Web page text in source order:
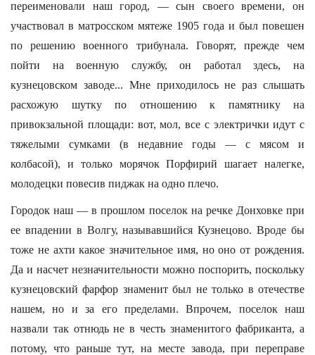
переименовали наш город, — сын своего времени, он
участвовал в матросском мятеже 1905 года и был повешен
по решению военного трибунала. Говорят, прежде чем
пойти на военную службу, он работал здесь, на
кузнецовском заводе... Мне приходилось не раз слышать
расхожую шутку по отношению к памятнику на
привокзальной площади: вот, мол, все с электрички идут с
тяжелыми сумками (в недавние годы — с мясом и
колбасой), и только морячок Порфирий шагает налегке,
молодецки повесив пиджак на одно плечо.
Городок наш — в прошлом поселок на речке Донховке при
ее впадении в Волгу, называвшийся Кузнецово. Вроде бы
тоже не ахти какое значительное имя, но оно от рождения.
Да и насчет незначительности можно поспорить, поскольку
кузнецовский фарфор знаменит был не только в отечестве
нашем, но и за его пределами. Впрочем, поселок наш
назвали так отнюдь не в честь знаменитого фабриканта, а
потому, что раньше тут, на месте завода, при переправе